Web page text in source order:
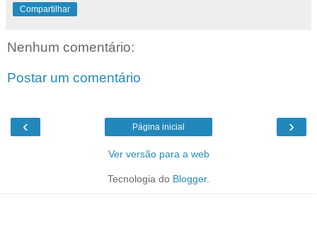
Compartilhar
Nenhum comentário:
Postar um comentário
‹ ›
Página inicial
Ver versão para a web
Tecnologia do Blogger.